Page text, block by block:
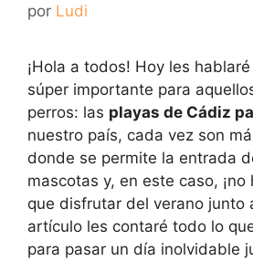
por Ludi
¡Hola a todos! Hoy les
súper importante para
perros: las playas de Cádiz
nuestro país, cada vez son
donde se permite la entrada
mascotas y, en este caso,
que disfrutar del verano junto
artículo les contaré todo lo
para pasar un día inolvidable